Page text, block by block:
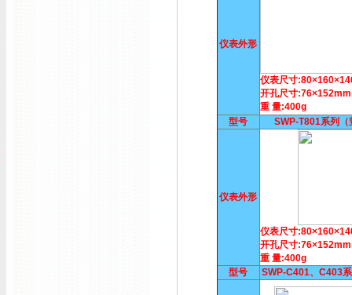
仪表外形
仪表尺寸
开孔尺寸:76×152mm
重 量:400g
型号
SWP-T801系列（
仪表外形
仪表尺寸
开孔尺寸:76×152mm
重 量:400g
型号
SWP-C401、C403